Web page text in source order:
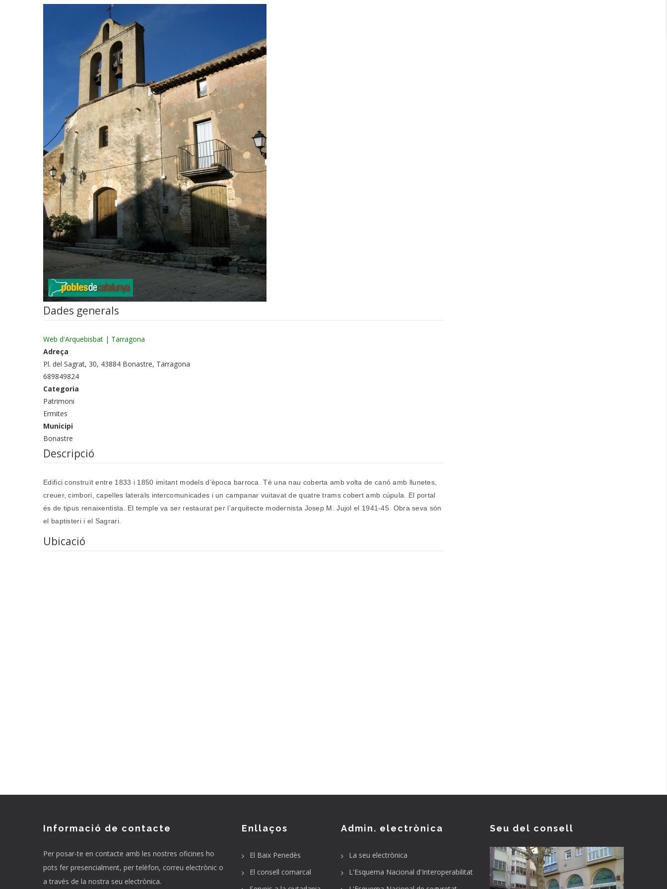
Dades generals
Web d'Arquebisbat | Tarragona
Adreça
Pl. del Sagrat, 30, 43884 Bonastre, Tarragona
689849824
Categoria
Patrimoni
Ermites
Municipi
Bonastre
Descripció
Edifici construït entre 1833 i 1850 imitant models d’època barroca. Té una nau coberta amb volta de canó amb llunetes,
creuer, cimbori, capelles laterals intercomunicades i un campanar vuitavat de quatre trams cobert amb cúpula. El portal
és de tipus renaixentista. El temple va ser restaurat per l’arquitecte modernista Josep M. Jujol el 1941-45. Obra seva són
el baptisteri i el Sagrari.
Ubicació
Informació de contacte
Per posar-te en contacte amb les nostres oficines ho
pots fer presencialment, per telèfon, correu electrònic o
a través de la nostra seu electrònica.
Enllaços
El Baix Penedès
El consell comarcal
Admin. electrònica
La seu electrònica
L'Esquema Nacional d'Interoperabilitat
Seu del consell